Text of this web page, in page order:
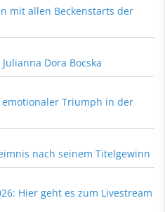
mit allen Beckenstarts der
Dora Bocska
emotionaler Triumph in der
nach seinem Titelgewinn
Hier geht es zum Livestream